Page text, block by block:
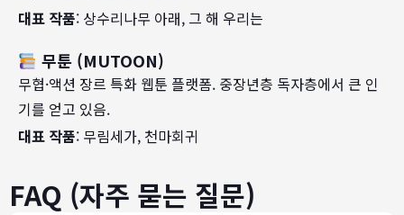
대표 작품: 상수리나무 아래, 그 해 우리는
무툰 (MUTOON)
무협·액션 장르 특화 웹툰 플랫폼. 중장년층 독자층에서 큰 인
기를 얻고 있음.
대표 작품: 무림세가, 천마회귀
FAQ (자주 묻는 질문)